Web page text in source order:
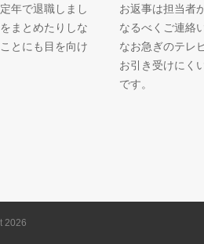
年で退職しまし
まとめたりしな
とにも目を向け
お返事は担当者
なるべくご連絡
なお急ぎのテレ
お引き受けにく
です。
2026